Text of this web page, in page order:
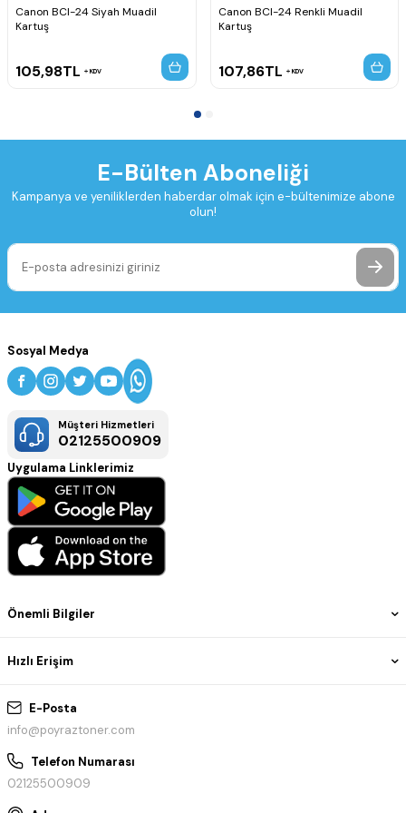
Canon BCI-24 Siyah Muadil
Kartuş
105,98TL KDV
Canon BCI-24 Renkli Muadil
Kartuş
107,86TL KDV
E-Bülten Aboneliği
Kampanya ve yeniliklerden haberdar olmak için e-bültenimize abone
olun!
E-Posta
info@poyraztoner.com
Telefon Numarası
02125500909
Önemli Bilgiler
Hızlı Erişim
Sosyal Medya
Müşteri Hizmetleri
02125500909
Uygulama Linklerimiz